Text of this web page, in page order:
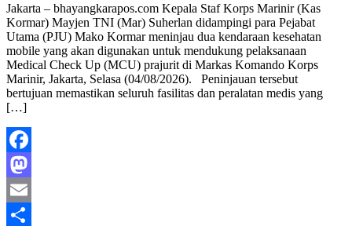
MEDICAL
CHECK
UP
MOBILE
PERKUAT
KESIAPAN
KESEHATAN
Jakarta – bhayangkarapos.com Kepala Staf Korps Marinir (Kas
Kormar) Mayjen TNI (Mar) Suherlan didampingi para Pejabat
Utama (PJU) Mako Kormar meninjau dua kendaraan kesehatan
mobile yang akan digunakan untuk mendukung pelaksanaan
Medical Check Up (MCU) prajurit di Markas Komando Korps
Marinir, Jakarta, Selasa (04/08/2026). Peninjauan tersebut
bertujuan memastikan seluruh fasilitas dan peralatan medis yang
[…]
Facebook
Mastodon
Email